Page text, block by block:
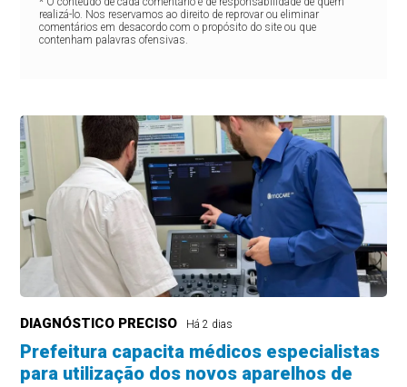
realizá-lo. Nos reservamos ao direito de reprovar ou eliminar
comentários em desacordo com o propósito do site ou que
contenham palavras ofensivas.
DIAGNÓSTICO PRECISO Há 2 dias
Prefeitura capacita médicos especialistas
para utilização dos novos aparelhos de